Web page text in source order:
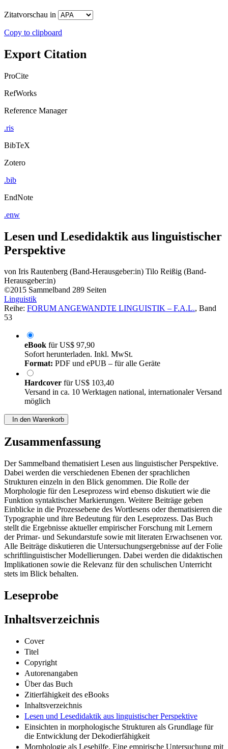
Zitatvorschau in
Copy to clipboard
Export Citation
ProCite
RefWorks
Reference Manager
.ris
BibTeX
Zotero
.bib
EndNote
.enw
Lesen und Lesedidaktik aus linguistischer
Perspektive
von Iris Rautenberg (Band-Herausgeber:in) Tilo Reißig (Band-
Herausgeber:in)
©2015 Sammelband 289 Seiten
Linguistik
Reihe: FORUM ANGEWANDTE LINGUISTIK – F.A.L., Band
53
eBook fürUS$ 97,90
Sofort herunterladen. Inkl. MwSt.
Format: PDF und ePUB – für alle Geräte
Hardcover fürUS$ 103,40
Versand in ca. 10 Werktagen national, internationaler Versand
möglich
In den Warenkorb
Zusammenfassung
Der Sammelband thematisiert Lesen aus linguistischer Perspektive.
Dabei werden die verschiedenen Ebenen der sprachlichen
Strukturen einzeln in den Blick genommen. Die Rolle der
Morphologie für den Leseprozess wird ebenso diskutiert wie die
Funktion syntaktischer Markierungen. Weitere Beiträge geben
Einblicke in die Prozessebene des Wortlesens oder thematisieren die
Typographie und ihre Bedeutung für den Leseprozess. Das Buch
stellt die Ergebnisse aktueller empirischer Forschung mit Lernern
der Primar- und Sekundarstufe sowie mit literaten Erwachsenen vor.
Alle Beiträge diskutieren die Untersuchungsergebnisse auf der Folie
schriftlinguistischer Modellierungen. Dabei werden die didaktischen
Implikationen sowie die Relevanz für den schulischen Unterricht
stets im Blick behalten.
Leseprobe
Inhaltsverzeichnis
Cover
Titel
Copyright
Autorenangaben
Über das Buch
Zitierfähigkeit des eBooks
Inhaltsverzeichnis
Lesen und Lesedidaktik aus linguistischer Perspektive
Einsichten in morphologische Strukturen als Grundlage für
die Entwicklung der Dekodierfähigkeit
Morphologie als Lesehilfe. Eine empirische Untersuchung mit